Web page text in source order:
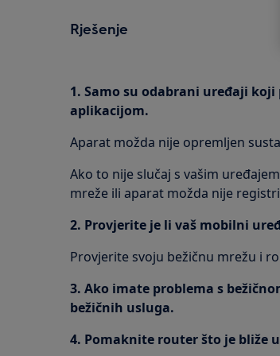
Rješenje
1. Samo su odabrani uređaji
aplikacijom.
Aparat možda nije opremljen
Ako to nije slučaj s vašim
mreže ili aparat možda nije
2. Provjerite je li vaš mobilni
Provjerite svoju bežičnu mrežu i
3. Ako imate problema s
bežičnih usluga.
4. Pomaknite router što je bliže